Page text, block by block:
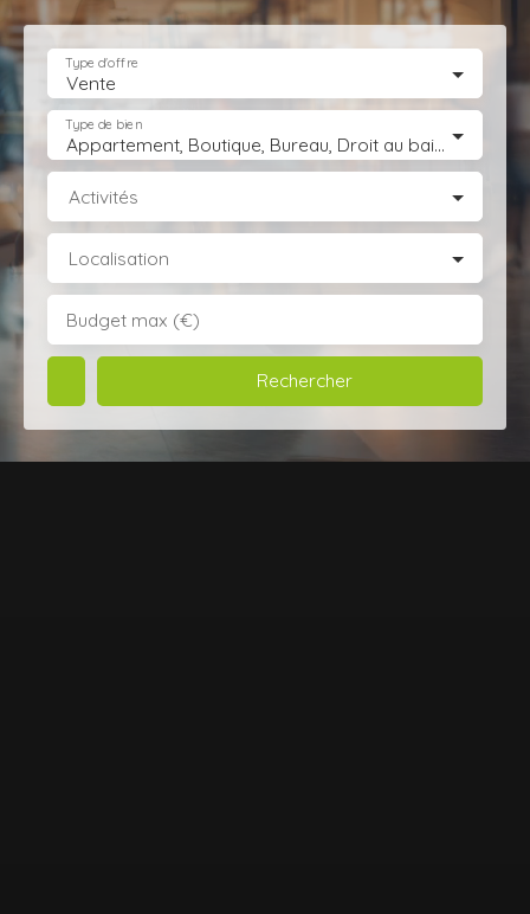
Vente
Type d'offre
Appartement, Boutique, Bureau, Droit au bail, Entrepôt, Fonds de commerce, Hôtel, hébergement, Immeuble, Immobilier Pro, Local commercial, Local professionnel, Local industriel, Magasin, boutique, Terrain Industriel, Terrain Constructible, Transmission d'entreprise
Type de bien
Activités
Localisation
Budget max (€)
Rechercher